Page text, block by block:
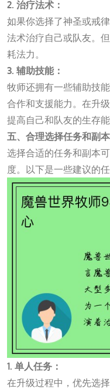
2. 治疗法术：
如果你选择了神圣或戒
法术治疗自己或队友。
耗法力。
3. 辅助技能：
牧师还拥有一些辅助技
合作和支援能力。在升
提高自己和队友的生存能
五、合理选择任务和副本
选择合适的任务和副本
度。以下是一些建议的
1. 单人任务：
在升级过程中，优先选